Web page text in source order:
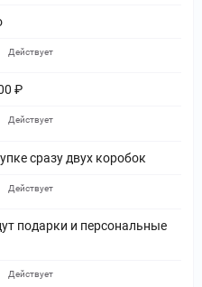
₽
Действует
сразу двух коробок
Действует
подарки и персональные
Действует
Действует